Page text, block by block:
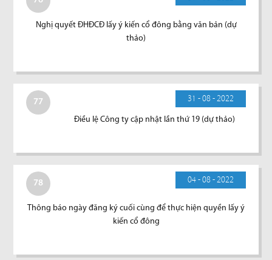
Nghị quyết ĐHĐCĐ lấy ý kiến cổ đông bằng văn bản (dự
thảo)
77 31 - 08 - 2022
Điều lệ Công ty cập nhật lần thứ 19 (dự thảo)
78 04 - 08 - 2022
Thông báo ngày đăng ký cuối cùng để thực hiện quyền lấy ý
kiến cổ đông